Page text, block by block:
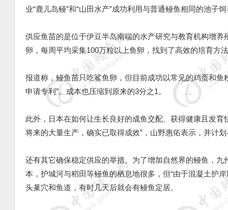
业“鹿儿岛鳗”和“山田水产”成功利用与普通鳗鱼相同的池子
供应鱼苗的是位于伊豆半岛南端的水产研究与教育机构增
卵，每周平均采集100万粒以上鱼卵，找到了高效的培育方
报道称，鳗鱼苗只吃鲨鱼卵，但目前成功以常见的鸡蛋和
申请专利”。成本也压缩到原来的3分之1。
此外，日本在如何让生长良好的成鱼交配、获得健康且发
将来的大量生产，确实已取得成效”，山野惠佑表示，并计
还有其它确保稳定供应的举措。为了增加自然界的鳗鱼，
本，护城河与稻田等鳗鱼的栖息地很多，但“由于混凝土护
头巢穴和鱼道，有时几天后就会有鳗鱼定居。